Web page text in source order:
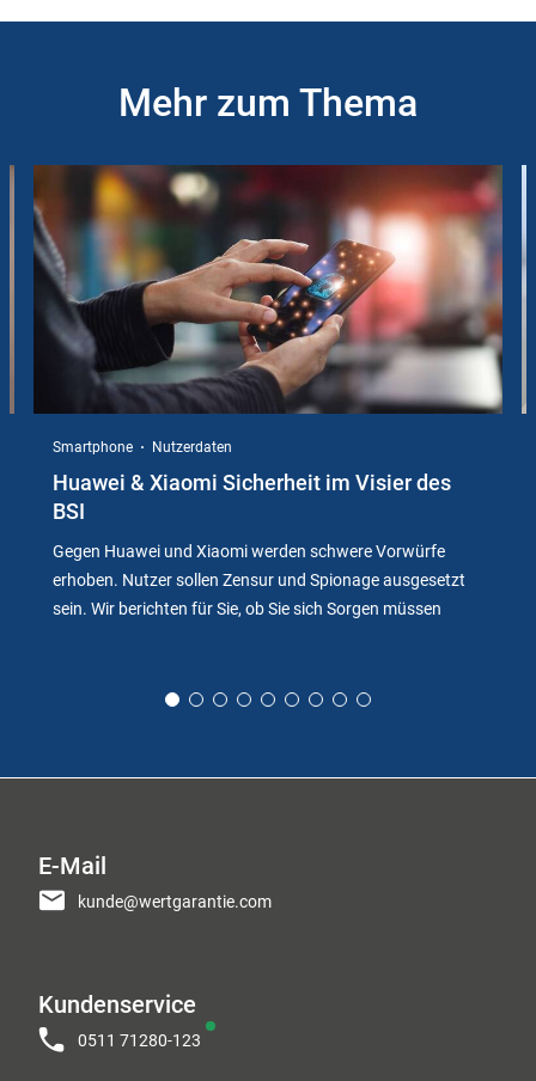
Mehr zum Thema
Instructions
Smartphone Nutzerdaten
Huawei & Xiaomi Sicherheit im Visier des
BSI
Gegen Huawei und Xiaomi werden schwere Vorwürfe
erhoben. Nutzer sollen Zensur und Spionage ausgesetzt
sein. Wir berichten für Sie, ob Sie sich Sorgen müssen
E-Mail
kunde@wertgarantie.com
Kundenservice
0511 71280-123